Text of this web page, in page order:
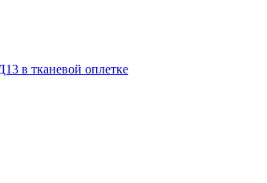
в тканевой оплетке